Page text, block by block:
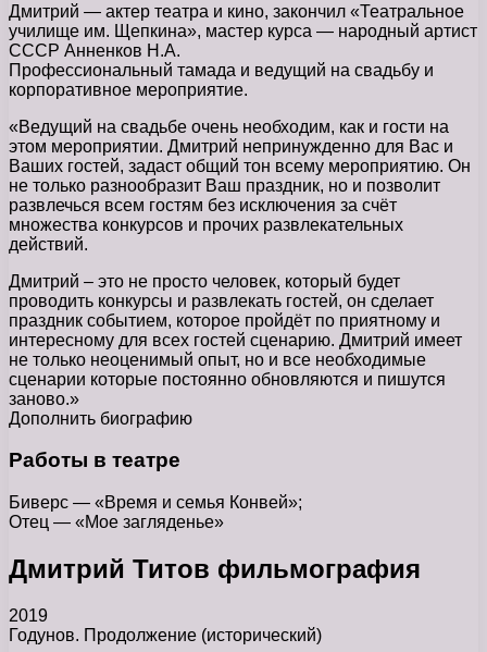
Дмитрий — актер театра и кино, закончил «Театральное
училище им. Щепкина», мастер курса — народный артист
СССР Анненков Н.А.
Профессиональный тамада и ведущий на свадьбу и
корпоративное мероприятие.
«Ведущий на свадьбе очень необходим, как и гости на
этом мероприятии. Дмитрий непринужденно для Вас и
Ваших гостей, задаст общий тон всему мероприятию. Он
не только разнообразит Ваш праздник, но и позволит
развлечься всем гостям без исключения за счёт
множества конкурсов и прочих развлекательных
действий.
Дмитрий – это не просто человек, который будет
проводить конкурсы и развлекать гостей, он сделает
праздник событием, которое пройдёт по приятному и
интересному для всех гостей сценарию. Дмитрий имеет
не только неоценимый опыт, но и все необходимые
сценарии которые постоянно обновляются и пишутся
заново.»
Дополнить биографию
Работы в театре
Биверс — «Время и семья Конвей»;
Отец — «Мое загляденье»
Дмитрий Титов фильмография
2019
Годунов. Продолжение (исторический)